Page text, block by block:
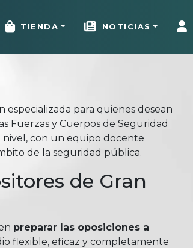
TIENDA NOTICIAS
especializada para quienes desean
Fuerzas y Cuerpos de Seguridad
con un equipo docente
de la seguridad pública.
de Gran
preparar las oposiciones a
flexible, eficaz y completamente